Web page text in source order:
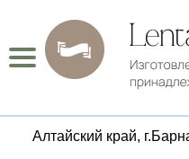
Алтайский край,